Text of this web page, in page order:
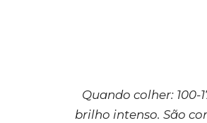
Quando colher:
brilho intenso. São